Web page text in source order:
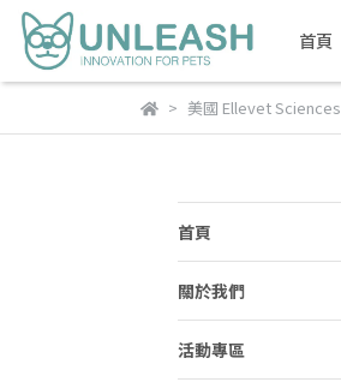
首頁
美國 Ellevet Sciences
首頁
關於我們
活動專區